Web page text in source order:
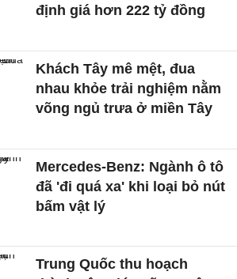
định giá hơn 222 tỷ đồng
Khách Tây mê mệt, đua
nhau khỏe trải nghiệm nằm
võng ngủ trưa ở miền Tây
Mercedes-Benz: Ngành ô tô
đã 'đi quá xa' khi loại bỏ nút
bấm vật lý
Trung Quốc thu hoạch